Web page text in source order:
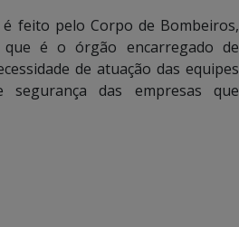
feito pelo Corpo de Bombeiros,
é o órgão encarregado de
de atuação das equipes
segurança das empresas que